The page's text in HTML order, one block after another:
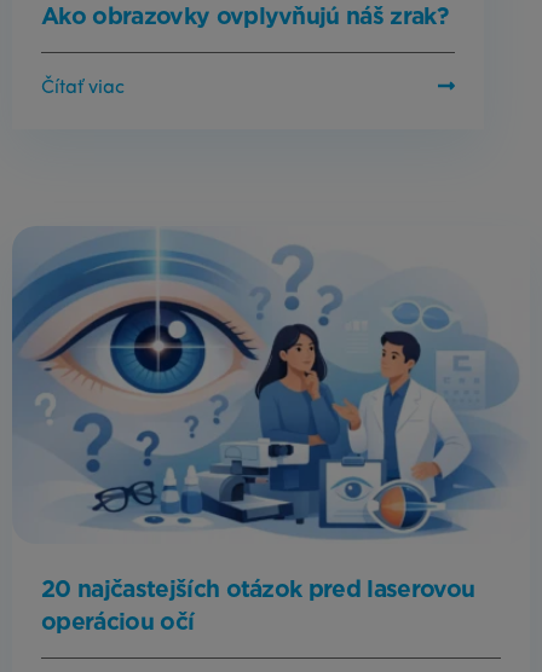
Ako obrazovky ovplyvňujú náš zrak?
Čítať viac
20 najčastejších otázok pred laserovou
operáciou očí